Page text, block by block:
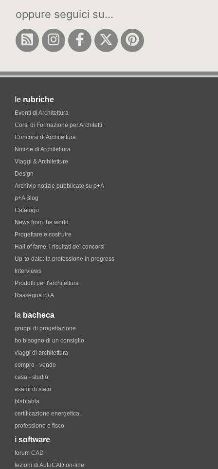
oppure seguici su...
le rubriche
Eventi di Architettura
Corsi di Formazione per Architetti
Concorsi di Architettura
Notizie di Architettura
Viaggi & Architetture
Design
Archivio notizie pubblicate su p+A
p+A Blog
Catalogo
News from the world
Progettare e costruire
Hall of fame. i risultati dei concorsi
Up-to-date: la professione in progress
Interviews
Prodotti per l'architettura
Rassegna p+A
la bacheca
gruppi di progettazione
ho bisogno di un consiglio
viaggi di architettura
compro - vendo
casa - studio
esami di stato
blablabla
certificazione energetica
professione e fisco
i software
forum CAD
lezioni di AutoCAD on-line